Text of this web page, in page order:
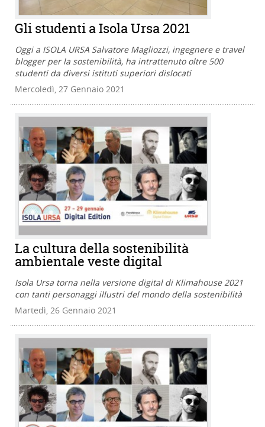
Gli studenti a Isola Ursa 2021
Oggi a ISOLA URSA Salvatore Magliozzi, ingegnere e travel
blogger per la sostenibilità, ha intrattenuto oltre 500
studenti da diversi istituti superiori dislocati
Mercoledì, 27 Gennaio 2021
La cultura della sostenibilità
ambientale veste digital
Isola Ursa torna nella versione digital di Klimahouse 2021
con tanti personaggi illustri del mondo della sostenibilità
Martedì, 26 Gennaio 2021